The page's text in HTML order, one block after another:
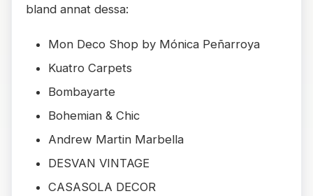
bland annat dessa:
Mon Deco Shop by Mónica Peñarroya
Kuatro Carpets
Bombayarte
Bohemian & Chic
Andrew Martin Marbella
DESVAN VINTAGE
CASASOLA DECOR